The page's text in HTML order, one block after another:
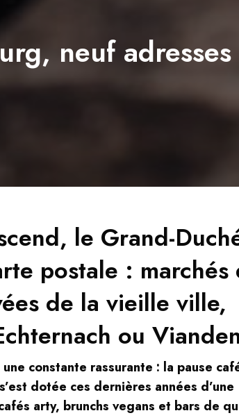
neuf
le Grand-
postale : marchés
de la vieille ville,
ou
constante rassurante : la pause
dotée ces dernières années d’une
arty, brunchs vegans et bars de